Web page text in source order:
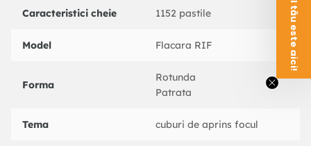
Caracteristici cheie 1152 pastile
Model Flacara RIF
Forma
Rotunda
Patrata
Tema cuburi de aprins focul